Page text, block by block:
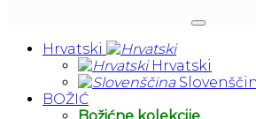
Hrvatski
Hrvatski
BOŽIĆ